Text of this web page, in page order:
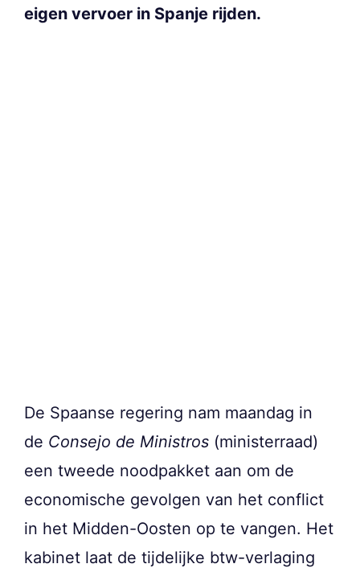
eigen vervoer in Spanje rijden.
De Spaanse regering nam maandag in
de Consejo de Ministros (ministerraad)
een tweede noodpakket aan om de
economische gevolgen van het conflict
in het Midden-Oosten op te vangen. Het
kabinet laat de tijdelijke btw-verlaging